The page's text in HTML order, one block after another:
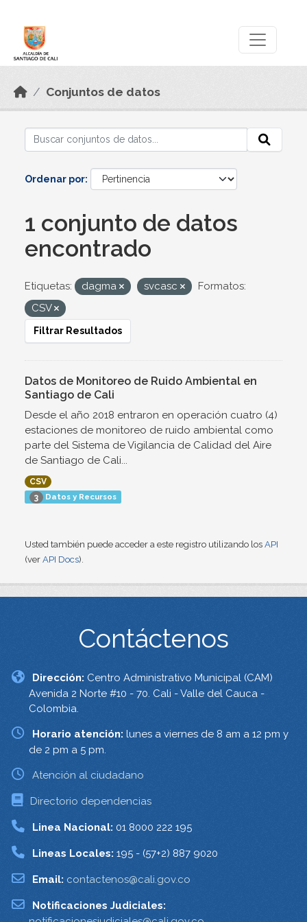
Conjuntos de datos
Ordenar por
1 conjunto de datos
encontrado
Etiquetas: dagma svcasc
Formatos:
CSV
Filtrar Resultados
Datos de Monitoreo de Ruido Ambiental en
Santiago de Cali
Desde el año 2018 entraron en operación cuatro (4)
estaciones de monitoreo de ruido ambiental como
parte del Sistema de Vigilancia de Calidad del Aire
de Santiago de Cali...
CSV
3 Datos y Recursos
Usted también puede acceder a este registro utilizando los API
(ver API Docs).
Contáctenos
Dirección: Centro Administrativo Municipal (CAM)
Avenida 2 Norte #10 - 70. Cali - Valle del Cauca -
Colombia.
Horario atención: lunes a viernes de 8 am a 12 pm y
de 2 pm a 5 pm.
Atención al ciudadano
Directorio dependencias
Linea Nacional: 01 8000 222 195
Lineas Locales: 195 - (57+2) 887 9020
Email: contactenos@cali.gov.co
Notificaciones Judiciales: